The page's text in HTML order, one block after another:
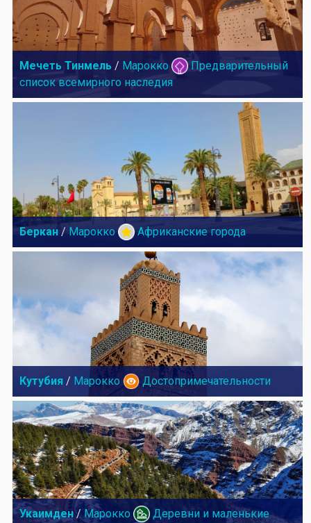
Мечеть Тинмель / Марокко
Предварительный
список всемирного наследия
Беркан / Марокко Африканские города
Кутубия / Марокко Достопримечательности
Укаимден/ Марокко
Деревни и маленькие